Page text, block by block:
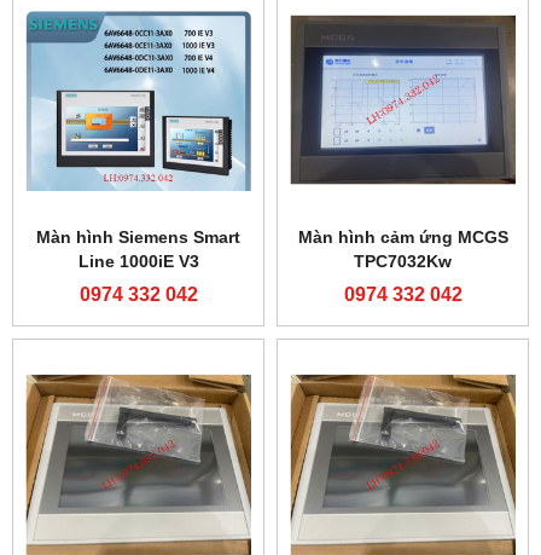
Màn hình Siemens Smart
Line 1000iE V3
0974 332 042
Màn hình cảm ứng MCGS
TPC7032Kw
0974 332 042